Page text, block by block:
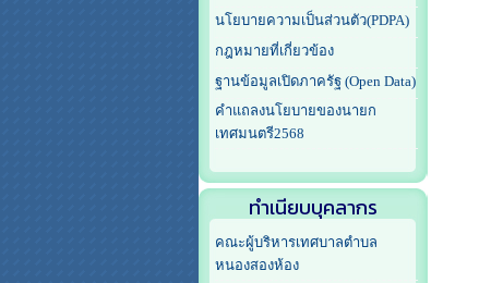
นโยบายความเป็นส่วนตัว(PDPA)
กฎหมายที่เกี่ยวข้อง
ฐานข้อมูลเปิดภาครัฐ (Open Data)
คำแถลงนโยบายของนายก
เทศมนตรี2568
ทำเนียบบุคลากร
คณะผู้บริหารเทศบาลตำบล
หนองสองห้อง